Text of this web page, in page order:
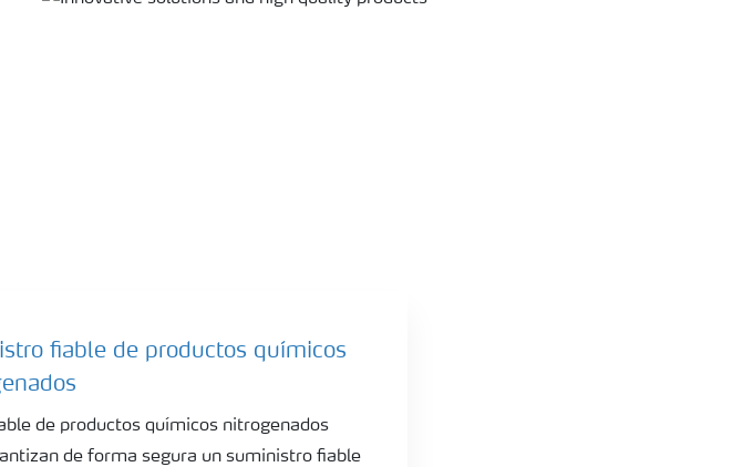
fiable de productos químicos
de productos químicos nitrogenados
de forma segura un suministro fiable